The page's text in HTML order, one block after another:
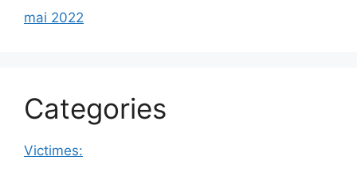
mai 2022
Categories
Victimes: